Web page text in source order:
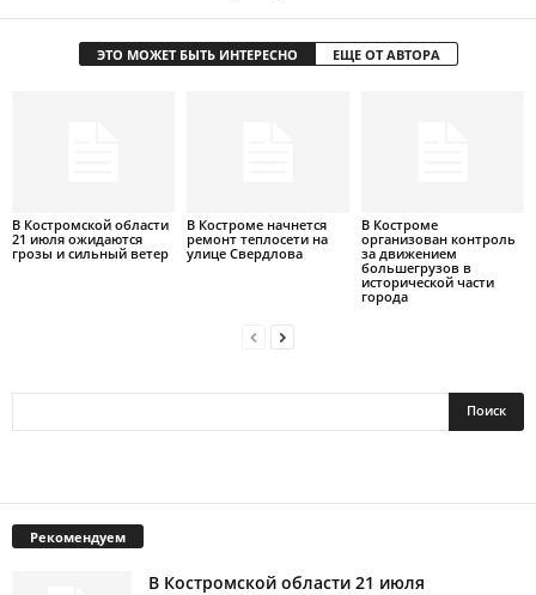
ЭТО МОЖЕТ БЫТЬ ИНТЕРЕСНО ЕЩЕ ОТ АВТОРА
В Костромской области
21 июля ожидаются
грозы и сильный ветер
В Костроме начнется
ремонт теплосети на
улице Свердлова
В Костроме
организован контроль
за движением
большегрузов в
исторической части
города
Рекомендуем
В Костромской области 21 июля